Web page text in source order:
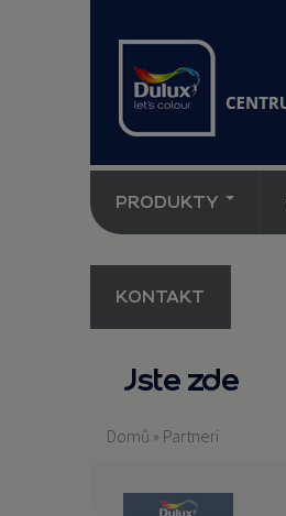
PRODUKTY
KONTAKT
Jste zde
Domů » Partneri